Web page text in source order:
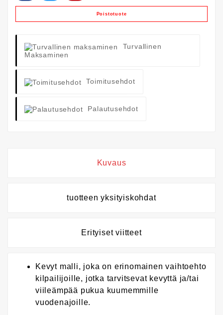
Poistotuote
Turvallinen
Maksaminen
Toimitusehdot
Palautusehdot
Kuvaus
tuotteen yksityiskohdat
Erityiset viitteet
Kevyt malli, joka on erinomainen vaihtoehto
kilpailijoille, jotka tarvitsevat kevyttä ja/tai
viileämpää pukua kuumemmille
vuodenajoille.